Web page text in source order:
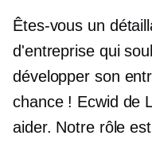
Êtes-vous un
d'entreprise qui
développer son
chance ! Ecwid de
aider. Notre rôle